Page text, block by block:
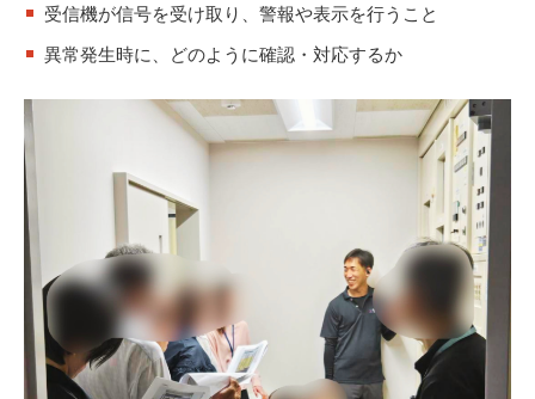
受信機が信号を受け取り、警報や表示を行うこと
異常発生時に、どのように確認・対応するか